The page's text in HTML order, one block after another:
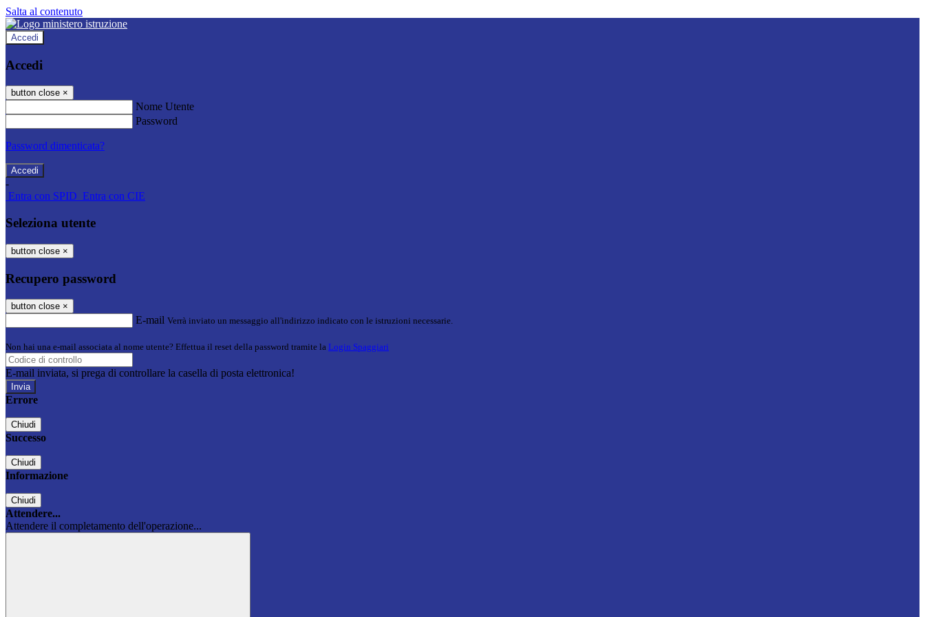
Salta al contenuto
Accedi
Accedi
button close ×
Nome Utente
Password
Password dimenticata?
-
Entra con SPID Entra con CIE
Seleziona utente
button close ×
Recupero password
button close ×
E-mail Verrà inviato un messaggio all'indirizzo indicato con le istruzioni necessarie.
Non hai una e-mail associata al nome utente? Effettua il reset della password tramite la Login Spaggiari
E-mail inviata, si prega di controllare la casella di posta elettronica!
Errore
Chiudi
Successo
Chiudi
Informazione
Chiudi
Attendere...
Attendere il completamento dell'operazione...